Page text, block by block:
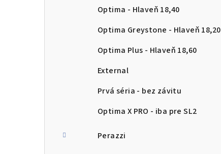
Optima - Hlaveň 18,40
Optima Greystone - Hlaveň 18,20
Optima Plus - Hlaveň 18,60
External
Prvá séria - bez závitu
Optima X PRO - iba pre SL2
Perazzi